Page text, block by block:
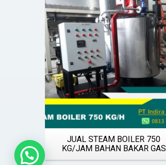
Details
JUAL STEAM BOILER 750
KG/JAM BAHAN BAKAR GAS